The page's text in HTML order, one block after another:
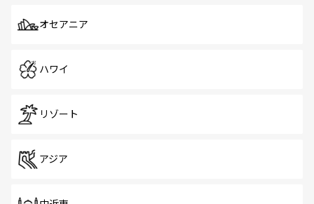
オセアニア
ハワイ
リゾート
アジア